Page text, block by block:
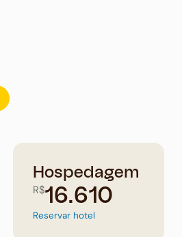
Hospedagem
R$16.610
Reservar hotel